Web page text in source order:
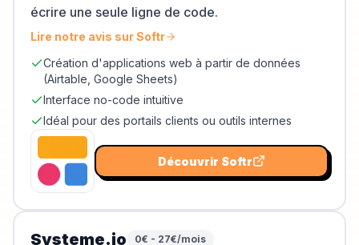
écrire une seule ligne de code.
Lire notre avis surSoftr
Création d'applications web à partir de données
(Airtable, Google Sheets)
Interface no-code intuitive
Idéal pour des portails clients ou outils internes
Découvrir Softr
Systeme.io 0€ - 27€/mois